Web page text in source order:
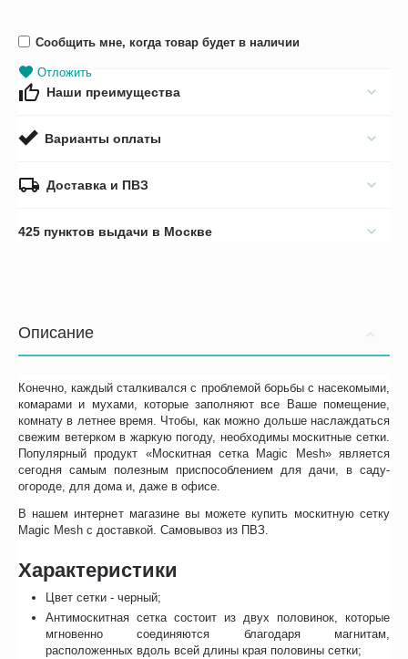
Сообщить мне, когда товар будет в наличии
Отложить
Наши преимущества
Варианты оплаты
Доставка и ПВЗ
425 пунктов выдачи в Москве
Описание
Конечно, каждый сталкивался с проблемой борьбы с насекомыми,
комарами и мухами, которые заполняют все Ваше помещение,
комнату в летнее время. Чтобы, как можно дольше наслаждаться
свежим ветерком в жаркую погоду, необходимы москитные сетки.
Популярный продукт «Москитная сетка Magic Mesh» является
сегодня самым полезным приспособлением для дачи, в саду-
огороде, для дома и, даже в офисе.
В нашем интернет магазине вы можете купить москитную сетку
Magic Mesh с доставкой. Самовывоз из ПВЗ.
Характеристики
Цвет сетки - черный;
Антимоскитная сетка состоит из двух половинок, которые
мгновенно соединяются благодаря магнитам,
расположенных вдоль всей длины края половины сетки;